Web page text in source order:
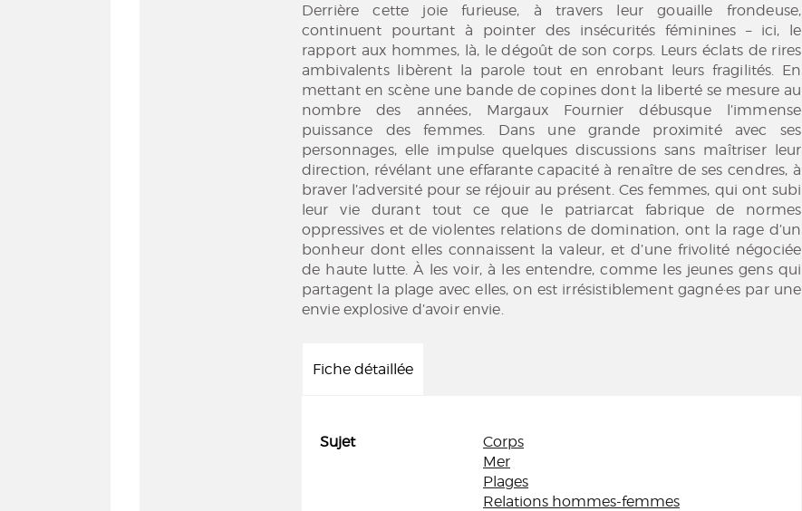
Derrière cette joie furieuse, à travers leur gouaille frondeuse,
continuent pourtant à pointer des insécurités féminines – ici, le
rapport aux hommes, là, le dégoût de son corps. Leurs éclats de rires
ambivalents libèrent la parole tout en enrobant leurs fragilités. En
mettant en scène une bande de copines dont la liberté se mesure au
nombre des années, Margaux Fournier débusque l’immense
puissance des femmes. Dans une grande proximité avec ses
personnages, elle impulse quelques discussions sans maîtriser leur
direction, révélant une effarante capacité à renaître de ses cendres, à
braver l’adversité pour se réjouir au présent. Ces femmes, qui ont subi
leur vie durant tout ce que le patriarcat fabrique de normes
oppressives et de violentes relations de domination, ont la rage d’un
bonheur dont elles connaissent la valeur, et d’une frivolité négociée
de haute lutte. À les voir, à les entendre, comme les jeunes gens qui
partagent la plage avec elles, on est irrésistiblement gagné·es par une
envie explosive d’avoir envie.
Fiche détaillée
Sujet
Corps
Mer
Plages
Relations hommes-femmes